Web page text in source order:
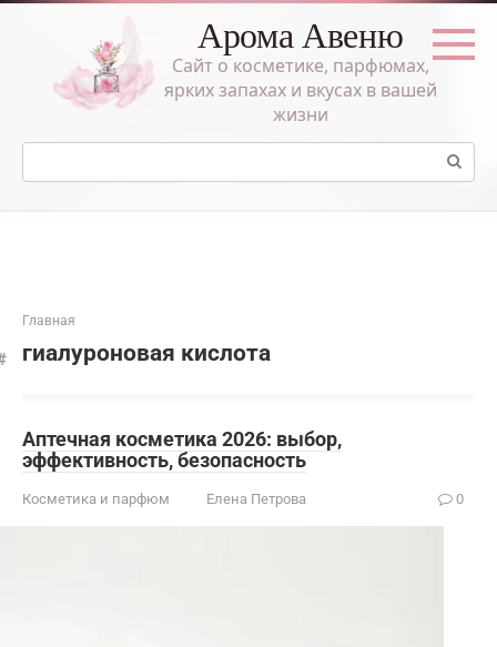
Перейти
Арома Авеню
Сайт о косметике, парфюмах,
ярких запахах и вкусах в вашей
жизни
Поиск:
Главная
гиалуроновая кислота
Аптечная косметика 2026: выбор,
эффективность, безопасность
Косметика и парфюм Елена Петрова 0